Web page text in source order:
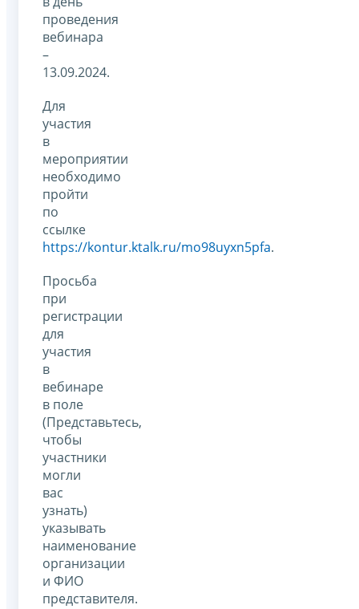
проведения
вебинара
–
13.09.2024.
Для
участия
в
мероприятии
необходимо
пройти
по
ссылке
https://kontur.ktalk.ru/mo98uyxn5pfa.
Просьба
при
регистрации
для
участия
в
вебинаре
в поле
(Представьтесь,
чтобы
участники
могли
вас
узнать)
указывать
наименование
организации
и ФИО
представителя.